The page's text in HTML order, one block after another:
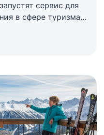
сервис для
в сфере туризма и
повышения